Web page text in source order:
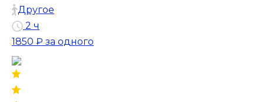
Другое
2 ч
1850 ₽ за одного